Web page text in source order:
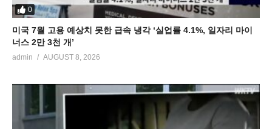
0
미국 7월 고용 예상치 못한 급속 냉각 ‘실업률 4.1%, 일자리 마이
너스 2만 3천 개’
admin AUGUST 8, 2026